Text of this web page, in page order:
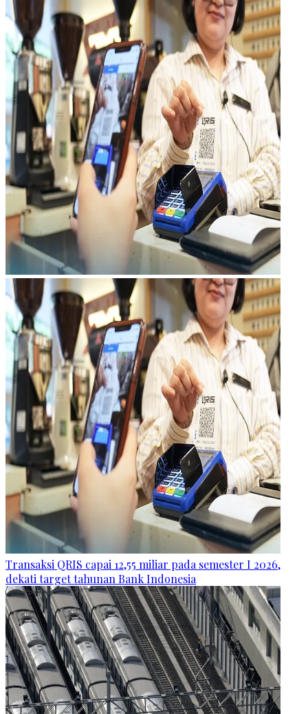
Transaksi QRIS capai 12,55 miliar pada semester I 2026,
dekati target tahunan Bank Indonesia